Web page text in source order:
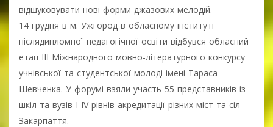
відшуковувати нові форми джазових мелодій.
14 грудня в м. Ужгород в обласному інституті
післядипломної педагогічної освіти відбувся обласний
етап ІІІ Міжнародного мовно-літературного конкурсу
учнівської та студентської молоді імені Тараса
Шевченка. У форумі взяли участь 55 представників із
шкіл та вузів І-ІV рівнів акредитації різних міст та сіл
Закарпаття.